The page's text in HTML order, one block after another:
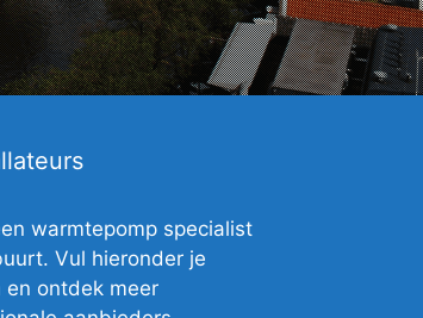
warmtepomp specialist
Vul hieronder je
en ontdek meer